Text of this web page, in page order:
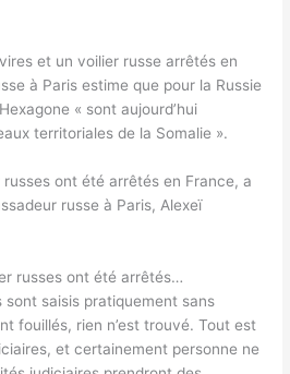
et un voilier russe arrêtés en
à Paris estime que pour la Russie
« sont aujourd’hui
territoriales de la Somalie ».
ont été arrêtés en France, a
russe à Paris, Alexeï
russes ont été arrêtés…
saisis pratiquement sans
fouillés, rien n’est trouvé. Tout est
et certainement personne ne